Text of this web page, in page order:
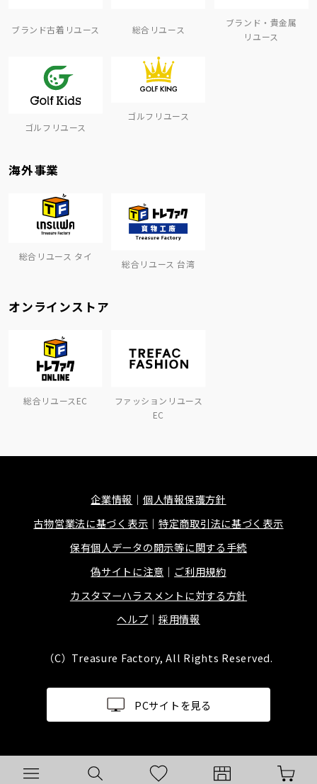
ブランド古着リユース 総合リユース
ブランド・貴金属
リユース
ゴルフリユース
ゴルフリユース
海外事業
総合リユース タイ
総合リユース 台湾
オンラインストア
総合リユースEC
ファッションリユース
EC
企業情報
個人情報保護方針
古物営業法に基づく表示
特定商取引法に基づく表示
保有個人データの開示等に関する手続
偽サイトに注意
ご利用規約
カスタマーハラスメントに対する方針
ヘルプ
採用情報
（C）Treasure Factory, All Rights Reserved.
PCサイトを見る